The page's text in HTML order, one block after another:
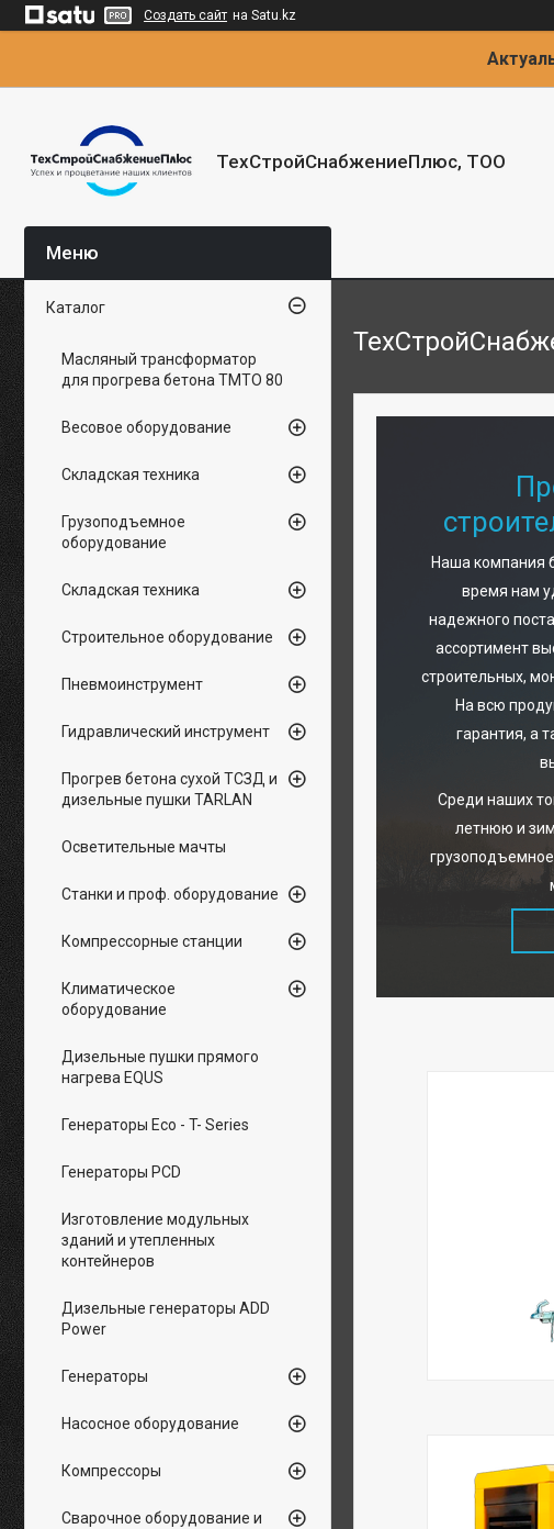
Создать сайт на Satu.kz
ТехСтройСнабжениеПлюс, ТОО
Наша компания
время нам
надежного
ассортимент
строительных,
На всю
гарантия, а
Среди наших
летнюю и
Надёжные
антенн,
устойчивы к
Дизельные
производства -
вашего
мощности, в
до 1500 кВА во
Каталог
Масляный трансформатор
для прогрева бетона ТМТО 80
Весовое оборудование
Складская техника
Грузоподъемное
оборудование
Складская техника
Строительное оборудование
Пневмоинструмент
Гидравлический инструмент
Прогрев бетона сухой ТСЗД и
дизельные пушки TARLAN
Осветительные мачты
Станки и проф. оборудование
Компрессорные станции
Климатическое
оборудование
Дизельные пушки прямого
нагрева EQUS
Генераторы Eco - T- Series
Генераторы PCD
Изготовление модульных
зданий и утепленных
контейнеров
Дизельные генераторы ADD
Power
Генераторы
Насосное оборудование
Компрессоры
Сварочное оборудование и